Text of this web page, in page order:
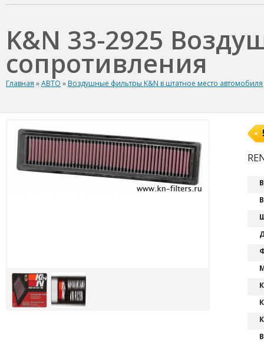
K&N 33-2925
сопротивления
Главная »АВТО » Воздушные фильтры K&N в штатное место автомобиля